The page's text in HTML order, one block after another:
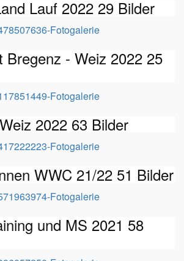
Lauf 2022 29 Bilder
Bregenz - Weiz 2022 25
2022 63 Bilder
WWC 21/22 51 Bilder
und MS 2021 58